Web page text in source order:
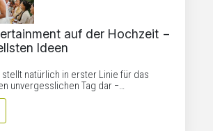
auf der Hochzeit −
Ideen
natürlich in erster Linie für das
unvergesslichen Tag dar −…